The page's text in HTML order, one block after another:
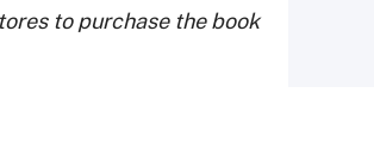
to purchase the book.